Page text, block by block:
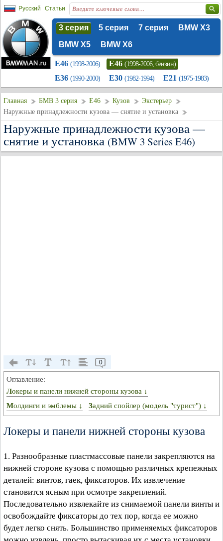
Русский Статьи
3 серия 5 серия 7 серия
BMW X3
BMW X5
BMW X6
E46 (1998-2006) E46 (1998-2006, бензин)
E36 (1990-2000) E30 (1982-1994) E21 (1975-1983)
Главная БМВ 3 серия E46 Кузов
Экстерьер
Наружные принадлежности кузова — снятие и установка
Наружные принадлежности кузова —
снятие и установка (BMW 3 Series E46)
0
Оглавление:
Локеры и панели нижней стороны кузова ↓
Молдинги и эмблемы ↓
Задний спойлер (модель "турист") ↓
Локеры и панели нижней стороны кузова
1. Разнообразные пластмассовые панели закрепляются на
нижней стороне кузова с помощью различных крепежных
деталей: винтов, гаек, фиксаторов. Их извлечение
становится ясным при осмотре закреплений.
Последовательно извлекайте из снимаемой панели винты и
освобождайте фиксаторы до тех пор, когда ее можно
будет легко снять. Большинство применяемых фиксаторов